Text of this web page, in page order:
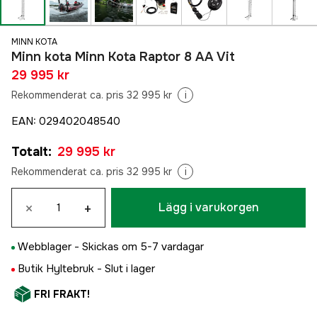
MINN KOTA
Minn kota Minn Kota Raptor 8 AA Vit
29 995 kr
Rekommenderat ca. pris 32 995 kr i
EAN: 029402048540
Totalt: 29 995 kr
Rekommenderat ca. pris 32 995 kr i
× + Lägg i varukorgen
Webblager - Skickas om 5-7 vardagar
Butik Hyltebruk - Slut i lager
FRI FRAKT!